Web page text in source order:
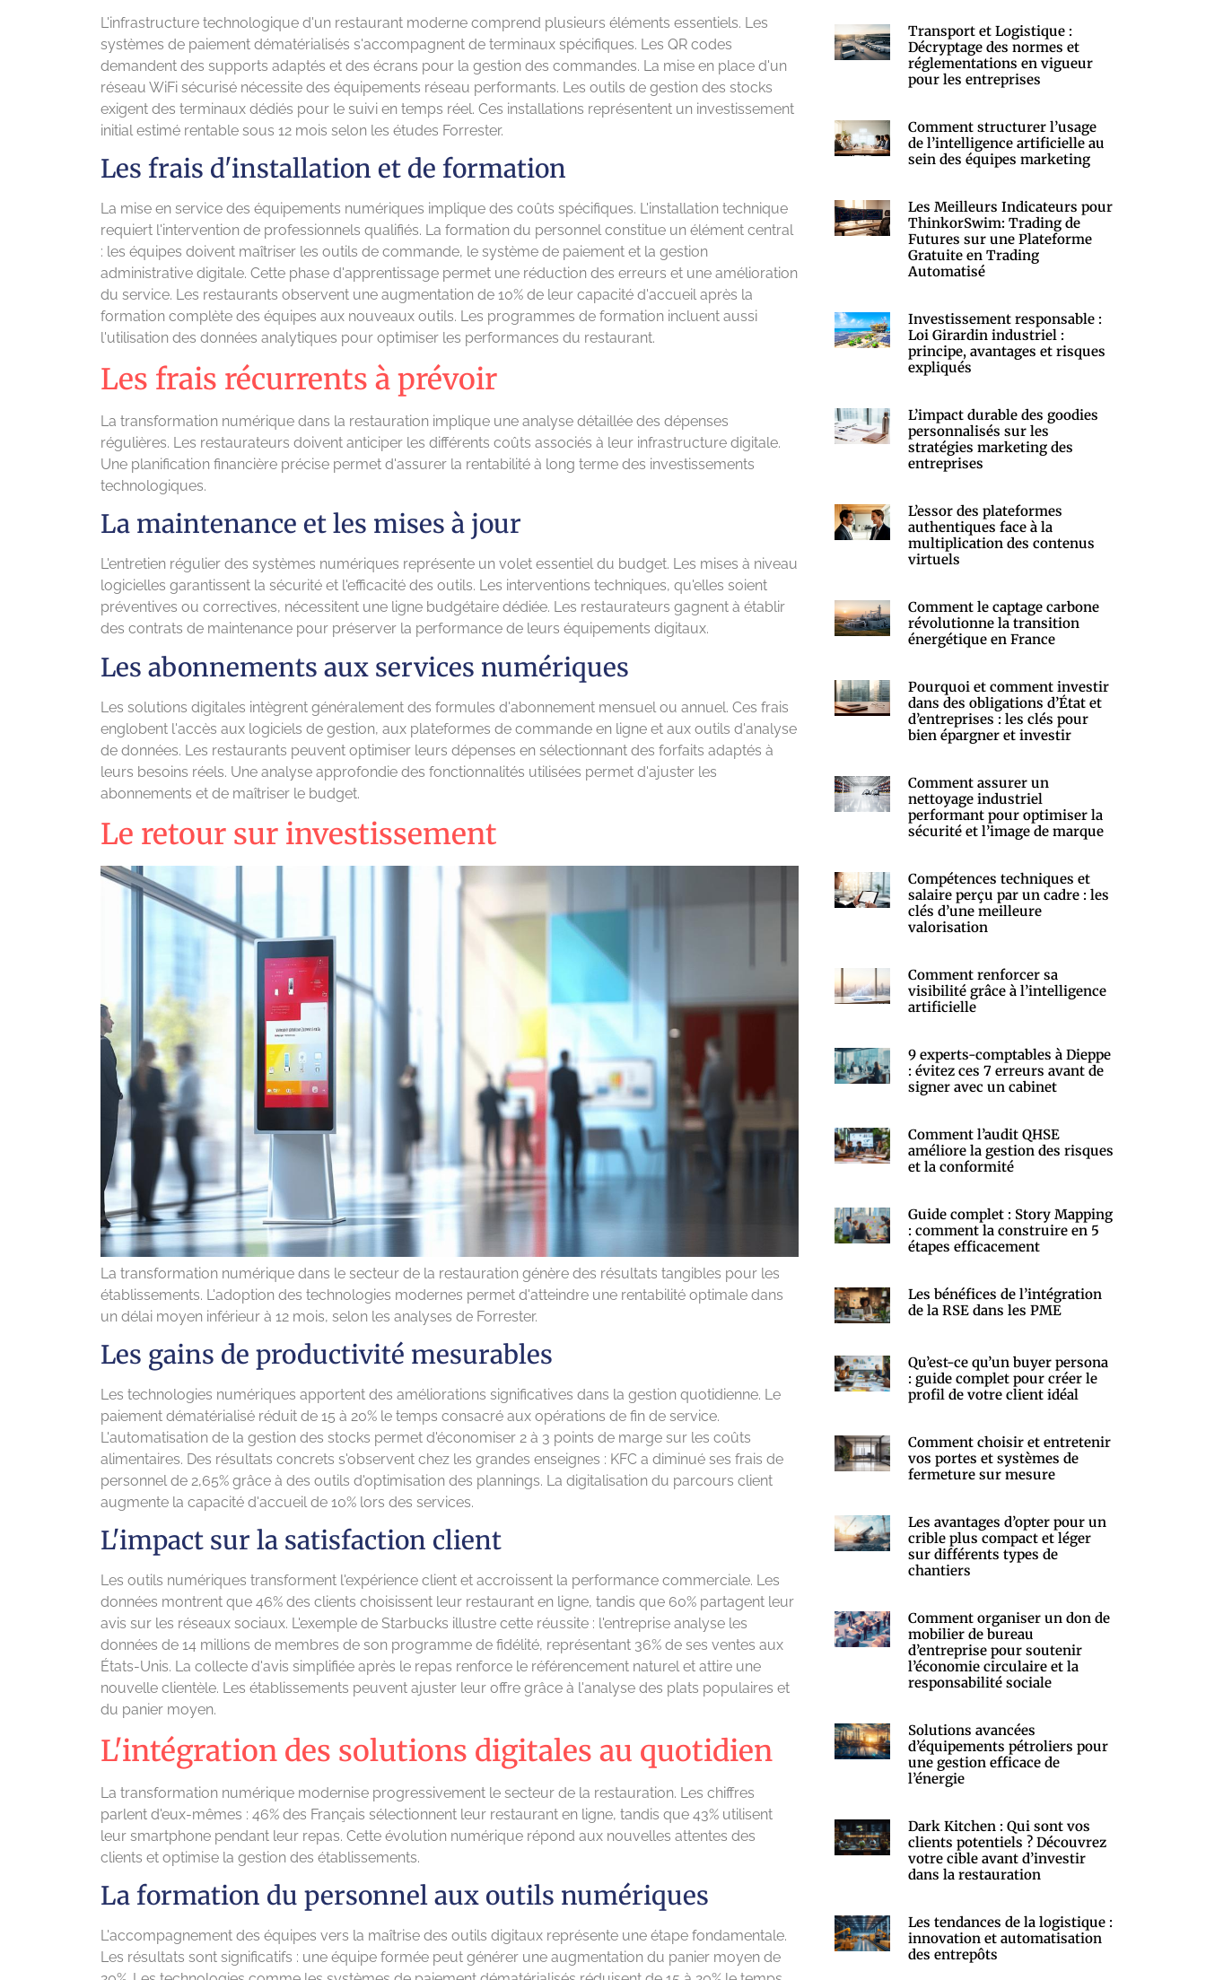
L'infrastructure technologique d'un restaurant moderne comprend plusieurs éléments essentiels. Les
systèmes de paiement dématérialisés s'accompagnent de terminaux spécifiques. Les QR codes
demandent des supports adaptés et des écrans pour la gestion des commandes. La mise en place d'un
réseau WiFi sécurisé nécessite des équipements réseau performants. Les outils de gestion des stocks
exigent des terminaux dédiés pour le suivi en temps réel. Ces installations représentent un investissement
initial estimé rentable sous 12 mois selon les études Forrester.
Les frais d'installation et de formation
La mise en service des équipements numériques implique des coûts spécifiques. L'installation technique
requiert l'intervention de professionnels qualifiés. La formation du personnel constitue un élément central
: les équipes doivent maîtriser les outils de commande, le système de paiement et la gestion
administrative digitale. Cette phase d'apprentissage permet une réduction des erreurs et une amélioration
du service. Les restaurants observent une augmentation de 10% de leur capacité d'accueil après la
formation complète des équipes aux nouveaux outils. Les programmes de formation incluent aussi
l'utilisation des données analytiques pour optimiser les performances du restaurant.
Les frais récurrents à prévoir
La transformation numérique dans la restauration implique une analyse détaillée des dépenses
régulières. Les restaurateurs doivent anticiper les différents coûts associés à leur infrastructure digitale.
Une planification financière précise permet d'assurer la rentabilité à long terme des investissements
technologiques.
La maintenance et les mises à jour
L'entretien régulier des systèmes numériques représente un volet essentiel du budget. Les mises à niveau
logicielles garantissent la sécurité et l'efficacité des outils. Les interventions techniques, qu'elles soient
préventives ou correctives, nécessitent une ligne budgétaire dédiée. Les restaurateurs gagnent à établir
des contrats de maintenance pour préserver la performance de leurs équipements digitaux.
Les abonnements aux services numériques
Les solutions digitales intègrent généralement des formules d'abonnement mensuel ou annuel. Ces frais
englobent l'accès aux logiciels de gestion, aux plateformes de commande en ligne et aux outils d'analyse
de données. Les restaurants peuvent optimiser leurs dépenses en sélectionnant des forfaits adaptés à
leurs besoins réels. Une analyse approfondie des fonctionnalités utilisées permet d'ajuster les
abonnements et de maîtriser le budget.
Le retour sur investissement
La transformation numérique dans le secteur de la restauration génère des résultats tangibles pour les
établissements. L'adoption des technologies modernes permet d'atteindre une rentabilité optimale dans
un délai moyen inférieur à 12 mois, selon les analyses de Forrester.
Les gains de productivité mesurables
Les technologies numériques apportent des améliorations significatives dans la gestion quotidienne. Le
paiement dématérialisé réduit de 15 à 20% le temps consacré aux opérations de fin de service.
L'automatisation de la gestion des stocks permet d'économiser 2 à 3 points de marge sur les coûts
alimentaires. Des résultats concrets s'observent chez les grandes enseignes : KFC a diminué ses frais de
personnel de 2,65% grâce à des outils d'optimisation des plannings. La digitalisation du parcours client
augmente la capacité d'accueil de 10% lors des services.
L'impact sur la satisfaction client
Les outils numériques transforment l'expérience client et accroissent la performance commerciale. Les
données montrent que 46% des clients choisissent leur restaurant en ligne, tandis que 60% partagent leur
avis sur les réseaux sociaux. L'exemple de Starbucks illustre cette réussite : l'entreprise analyse les
données de 14 millions de membres de son programme de fidélité, représentant 36% de ses ventes aux
États-Unis. La collecte d'avis simplifiée après le repas renforce le référencement naturel et attire une
nouvelle clientèle. Les établissements peuvent ajuster leur offre grâce à l'analyse des plats populaires et
du panier moyen.
L'intégration des solutions digitales au quotidien
La transformation numérique modernise progressivement le secteur de la restauration. Les chiffres
parlent d'eux-mêmes : 46% des Français sélectionnent leur restaurant en ligne, tandis que 43% utilisent
leur smartphone pendant leur repas. Cette évolution numérique répond aux nouvelles attentes des
clients et optimise la gestion des établissements.
La formation du personnel aux outils numériques
L'accompagnement des équipes vers la maîtrise des outils digitaux représente une étape fondamentale.
Les résultats sont significatifs : une équipe formée peut générer une augmentation du panier moyen de
Transport et Logistique :
Décryptage des normes et
réglementations en vigueur
pour les entreprises
Comment structurer l’usage
de l’intelligence artificielle au
sein des équipes marketing
Les Meilleurs Indicateurs pour
ThinkorSwim: Trading de
Futures sur une Plateforme
Gratuite en Trading
Automatisé
Investissement responsable :
Loi Girardin industriel :
principe, avantages et risques
expliqués
L’impact durable des goodies
personnalisés sur les
stratégies marketing des
entreprises
L’essor des plateformes
authentiques face à la
multiplication des contenus
virtuels
Comment le captage carbone
révolutionne la transition
énergétique en France
Pourquoi et comment investir
dans des obligations d’État et
d’entreprises : les clés pour
bien épargner et investir
Comment assurer un
nettoyage industriel
performant pour optimiser la
sécurité et l’image de marque
Compétences techniques et
salaire perçu par un cadre : les
clés d’une meilleure
valorisation
Comment renforcer sa
visibilité grâce à l’intelligence
artificielle
9 experts-comptables à Dieppe
: évitez ces 7 erreurs avant de
signer avec un cabinet
Comment l’audit QHSE
améliore la gestion des risques
et la conformité
Guide complet : Story Mapping
: comment la construire en 5
étapes efficacement
Les bénéfices de l’intégration
de la RSE dans les PME
Qu’est-ce qu’un buyer persona
: guide complet pour créer le
profil de votre client idéal
Comment choisir et entretenir
vos portes et systèmes de
fermeture sur mesure
Les avantages d’opter pour un
crible plus compact et léger
sur différents types de
chantiers
Comment organiser un don de
mobilier de bureau
d’entreprise pour soutenir
l’économie circulaire et la
responsabilité sociale
Solutions avancées
d’équipements pétroliers pour
une gestion efficace de
l’énergie
Dark Kitchen : Qui sont vos
clients potentiels ? Découvrez
votre cible avant d’investir
dans la restauration
Les tendances de la logistique :
innovation et automatisation
des entrepôts